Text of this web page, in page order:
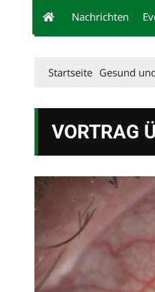
Nachrichten
Startseite Gesund
VORTRAG